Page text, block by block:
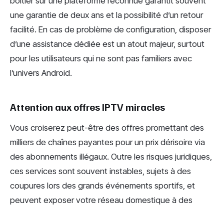
une garantie de deux ans et la possibilité d’un retour
facilité. En cas de problème de configuration, disposer
d’une assistance dédiée est un atout majeur, surtout
pour les utilisateurs qui ne sont pas familiers avec
l’univers Android.
Attention aux offres IPTV miracles
Vous croiserez peut-être des offres promettant des
milliers de chaînes payantes pour un prix dérisoire via
des abonnements illégaux. Outre les risques juridiques,
ces services sont souvent instables, sujets à des
coupures lors des grands événements sportifs, et
peuvent exposer votre réseau domestique à des